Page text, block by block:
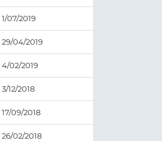
07/2019
04/2019
02/2019
12/2018
09/2018
02/2018